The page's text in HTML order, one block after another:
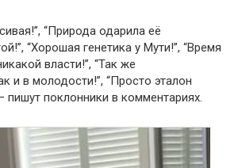
“Природа одарила её
“Хорошая генетика у Мути!”, “Время
власти!”, “Так же
и в молодости!”, “Просто эталон
пишут поклонники в комментариях.